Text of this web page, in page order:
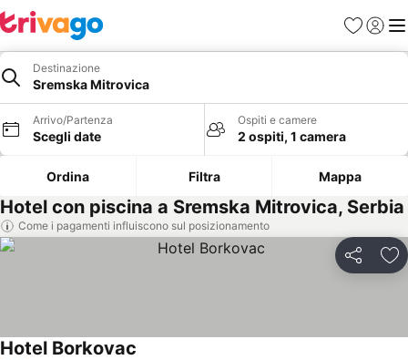
PreferitiAccedi
Destinazione
Sremska Mitrovica
Arrivo/Partenza
Scegli date
Ospiti e camere
2 ospiti, 1 camera
Ordina Filtra Mappa
Hotel con piscina a Sremska Mitrovica, Serbia
Come i pagamenti influiscono sul posizionamento
Condividi
Hotel Borkovac